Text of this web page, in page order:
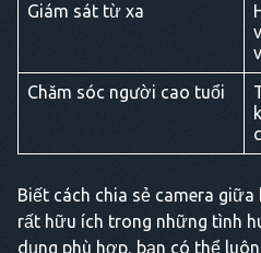
Giám sát từ xa
Chăm sóc người cao tuổi
Biết cách chia sẻ camera
rất hữu ích trong những tình
dụng phù hợp, bạn có thể